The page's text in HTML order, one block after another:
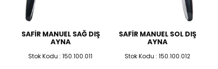
SAFİR MANUEL SAĞ DIŞ
AYNA
Stok Kodu : 150.100.011
SAFİR MANUEL SOL DIŞ
AYNA
Stok Kodu : 150.100.012